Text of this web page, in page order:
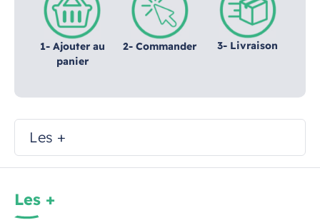
1- Ajouter au
panier
2- Commander 3- Livraison
Les +
Les +